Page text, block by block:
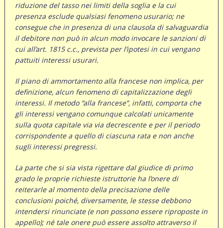
riduzione del tasso nei limiti della soglia e la cui
presenza esclude qualsiasi fenomeno usurario; ne
consegue che in presenza di una clausola di salvaguardia
il debitore non può in alcun modo invocare le sanzioni di
cui all’art. 1815 c.c., prevista per l’ipotesi in cui vengano
pattuiti interessi usurari.
Il piano di ammortamento alla francese non implica, per
definizione, alcun fenomeno di capitalizzazione degli
interessi. Il metodo “alla francese”, infatti, comporta che
gli interessi vengano comunque calcolati unicamente
sulla quota capitale via via decrescente e per il periodo
corrispondente a quello di ciascuna rata e non anche
sugli interessi pregressi.
La parte che si sia vista rigettare dal giudice di primo
grado le proprie richieste istruttorie ha l’onere di
reiterarle al momento della precisazione delle
conclusioni poiché, diversamente, le stesse debbono
intendersi rinunciate (e non possono essere riproposte in
appello); né tale onere può essere assolto attraverso il